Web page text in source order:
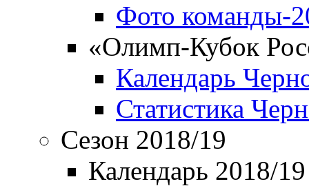
Фото команды-
«Олимп-Кубок
Календарь
Статистика
Сезон 2018/19
Календарь 2018/19